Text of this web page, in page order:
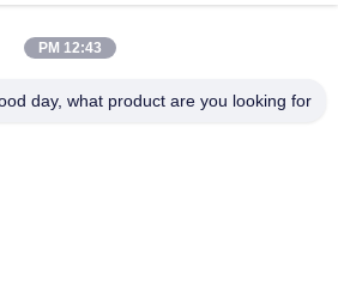
12:43 PM
day, what product are you looking for?